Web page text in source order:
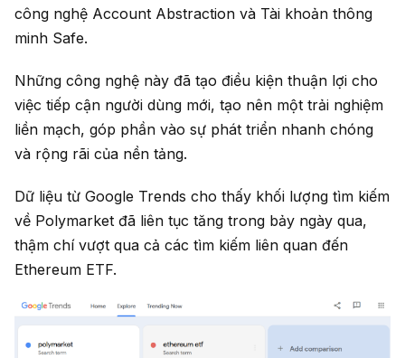
công nghệ Account Abstraction và Tài khoản thông
minh Safe.
Những công nghệ này đã tạo điều kiện thuận lợi cho
việc tiếp cận người dùng mới, tạo nên một trải nghiệm
liền mạch, góp phần vào sự phát triển nhanh chóng
và rộng rãi của nền tảng.
Dữ liệu từ Google Trends cho thấy khối lượng tìm kiếm
về Polymarket đã liên tục tăng trong bảy ngày qua,
thậm chí vượt qua cả các tìm kiếm liên quan đến
Ethereum ETF.